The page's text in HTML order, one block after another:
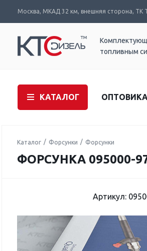
Москва, МКАД 32 км, внешняя сторона, ТК
топливным
КАТАЛОГ
Каталог Форсунки Форсунки
ФОРСУНКА 095000-
Артикул: